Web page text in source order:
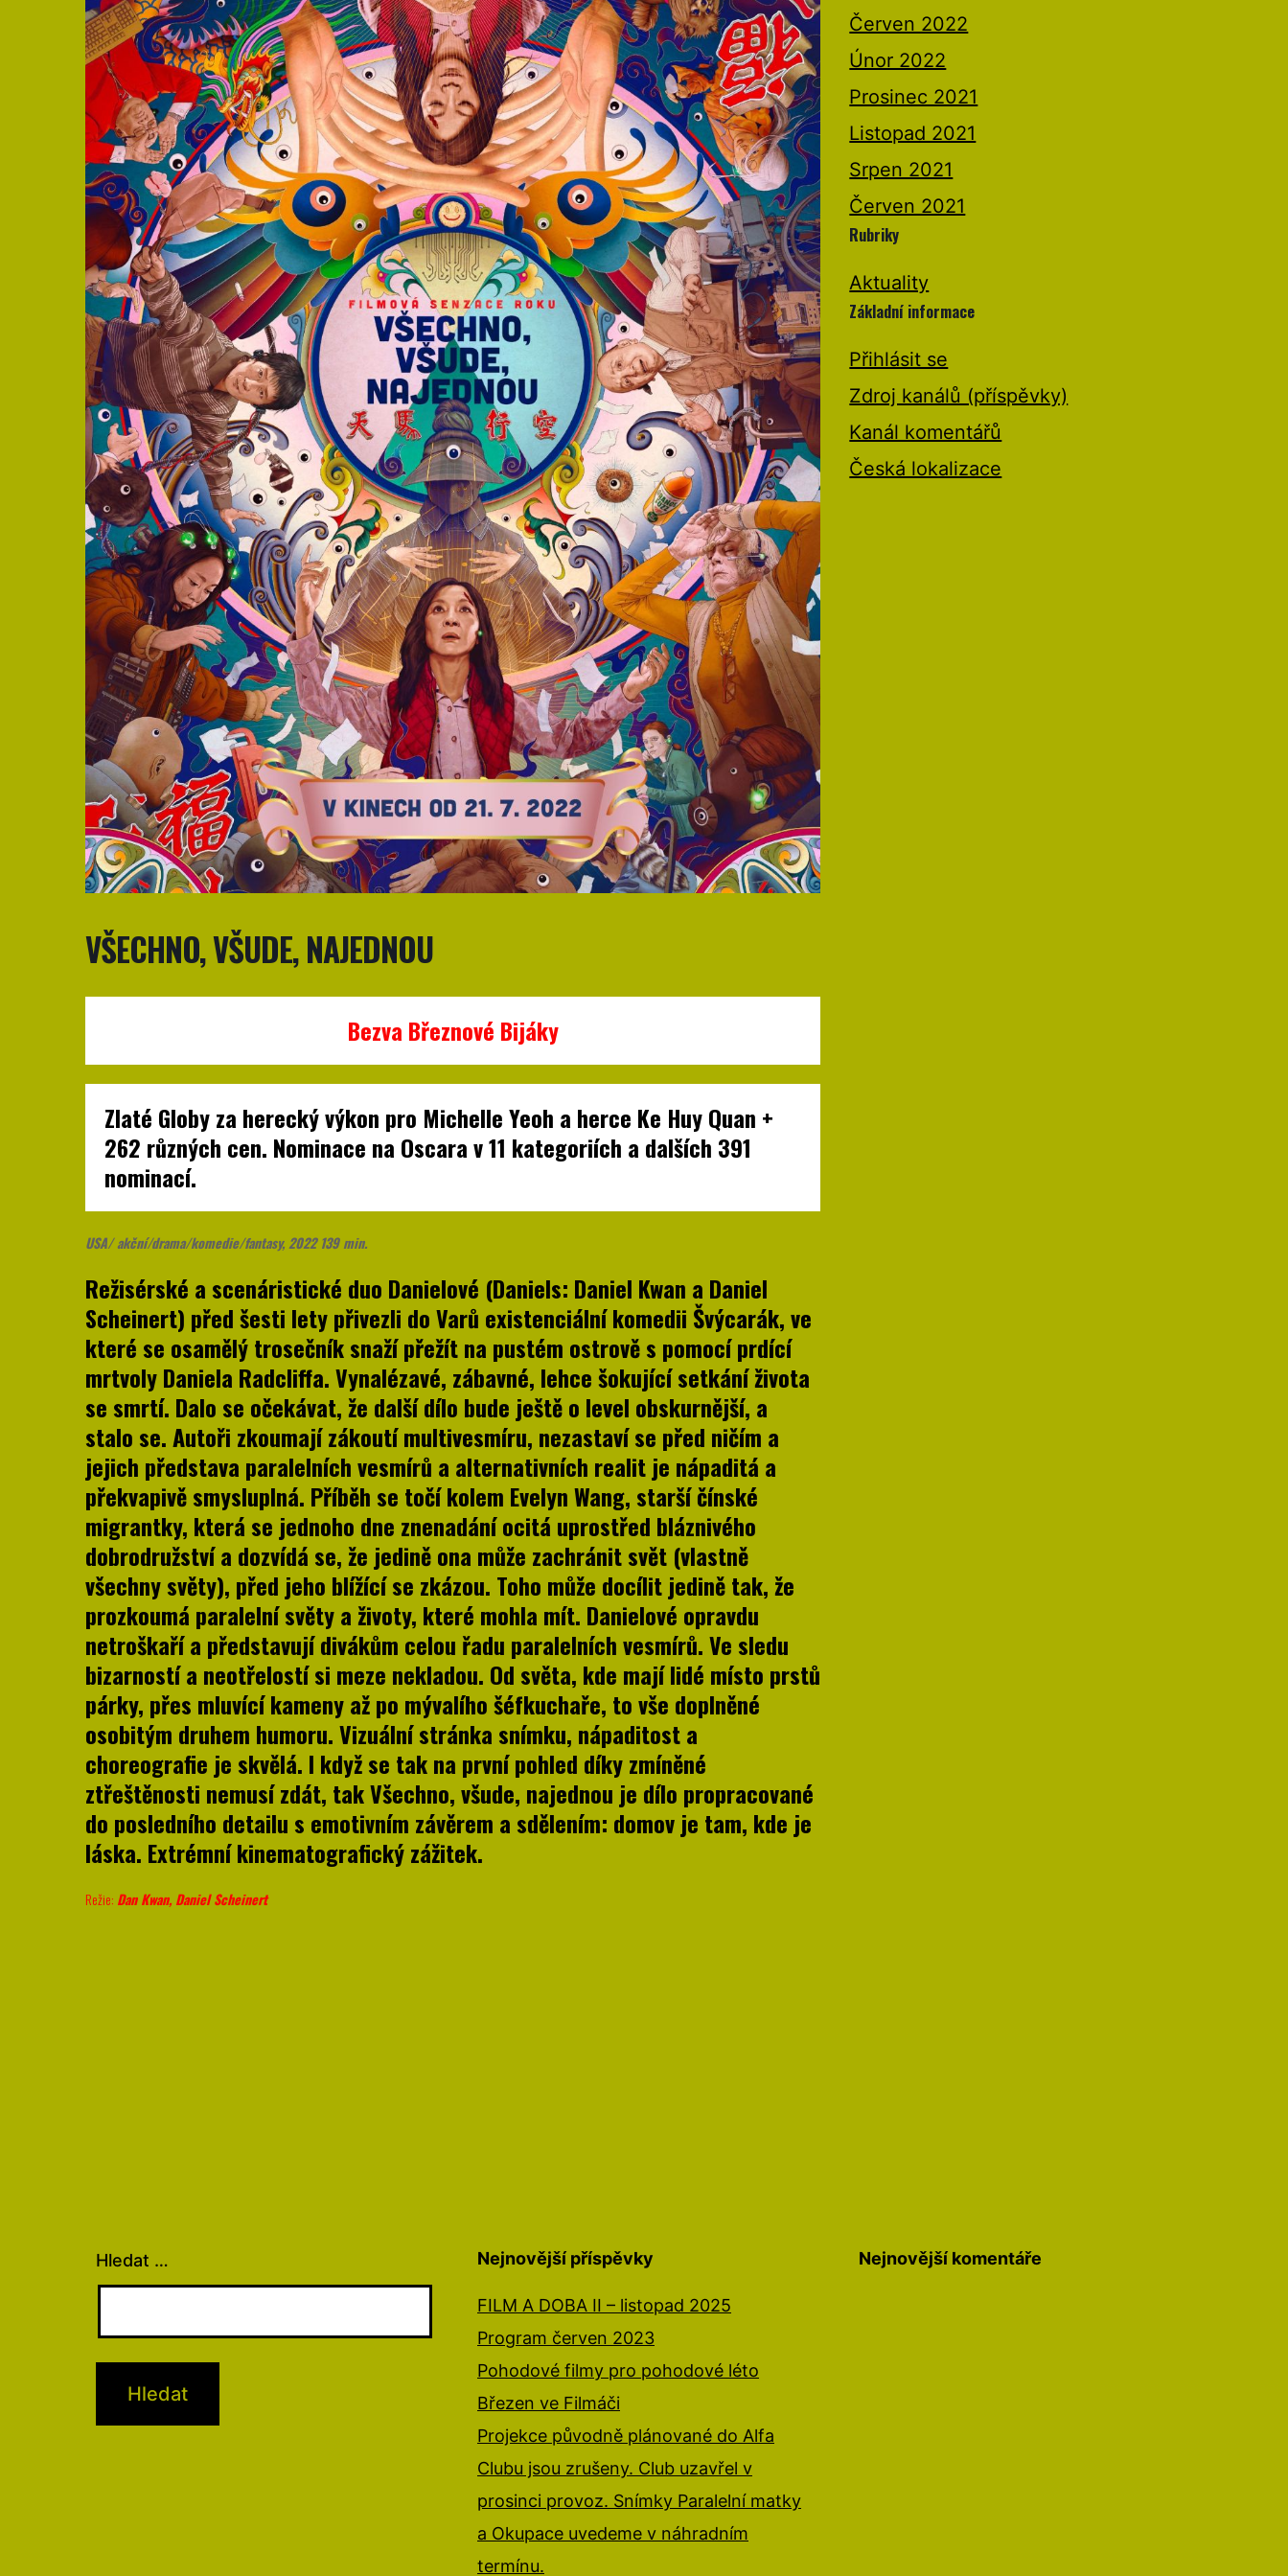
VŠECHNO, VŠUDE, NAJEDNOU
Bezva Březnové Bijáky
Zlaté Globy za herecký výkon pro Michelle Yeoh a herce Ke Huy Quan +
262 různých cen. Nominace na Oscara v 11 kategoriích a dalších 391
nominací.
USA/ akční/drama/komedie/fantasy, 2022 139 min.
Režisérské a scenáristické duo Danielové (Daniels: Daniel Kwan a Daniel
Scheinert) před šesti lety přivezli do Varů existenciální komedii Švýcarák, ve
které se osamělý trosečník snaží přežít na pustém ostrově s pomocí prdící
mrtvoly Daniela Radcliffa. Vynalézavé, zábavné, lehce šokující setkání života
se smrtí. Dalo se očekávat, že další dílo bude ještě o level obskurnější, a
stalo se. Autoři zkoumají zákoutí multivesmíru, nezastaví se před ničím a
jejich představa paralelních vesmírů a alternativních realit je nápaditá a
překvapivě smysluplná. Příběh se točí kolem Evelyn Wang, starší čínské
migrantky, která se jednoho dne znenadání ocitá uprostřed bláznivého
dobrodružství a dozvídá se, že jedině ona může zachránit svět (vlastně
všechny světy), před jeho blížící se zkázou. Toho může docílit jedině tak, že
prozkoumá paralelní světy a životy, které mohla mít. Danielové opravdu
netroškaří a představují divákům celou řadu paralelních vesmírů. Ve sledu
bizarností a neotřelostí si meze nekladou. Od světa, kde mají lidé místo prstů
párky, přes mluvící kameny až po mývalího šéfkuchaře, to vše doplněné
osobitým druhem humoru. Vizuální stránka snímku, nápaditost a
choreografie je skvělá. I když se tak na první pohled díky zmíněné
ztřeštěnosti nemusí zdát, tak Všechno, všude, najednou je dílo propracované
do posledního detailu s emotivním závěrem a sdělením: domov je tam, kde je
láska. Extrémní kinematografický zážitek.
Režie: Dan Kwan, Daniel Scheinert
Červen 2022
Únor 2022
Prosinec 2021
Listopad 2021
Srpen 2021
Červen 2021
Rubriky
Aktuality
Základní informace
Přihlásit se
Zdroj kanálů (příspěvky)
Kanál komentářů
Česká lokalizace
Hledat … Nejnovější příspěvky
FILM A DOBA II – listopad 2025
Program červen 2023
Pohodové filmy pro pohodové léto
Březen ve Filmáči
Projekce původně plánované do Alfa
Clubu jsou zrušeny. Club uzavřel v
prosinci provoz. Snímky Paralelní matky
a Okupace uvedeme v náhradním
termínu.
Nejnovější komentáře